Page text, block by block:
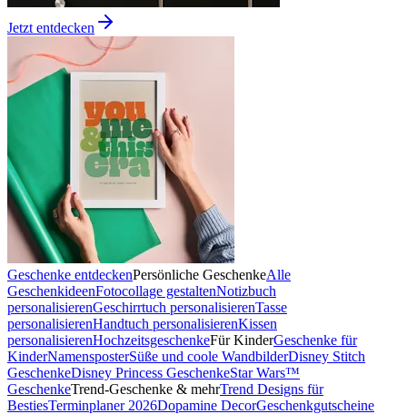
Jetzt entdecken
Geschenke entdeckenPersönliche GeschenkeAlle
GeschenkideenFotocollage gestaltenNotizbuch
personalisierenGeschirrtuch personalisierenTasse
personalisierenHandtuch personalisierenKissen
personalisierenHochzeitsgeschenkeFür KinderGeschenke für
KinderNamensposterSüße und coole WandbilderDisney Stitch
GeschenkeDisney Princess GeschenkeStar Wars™
GeschenkeTrend-Geschenke & mehrTrend Designs für
BestiesTerminplaner 2026Dopamine DecorGeschenkgutscheine